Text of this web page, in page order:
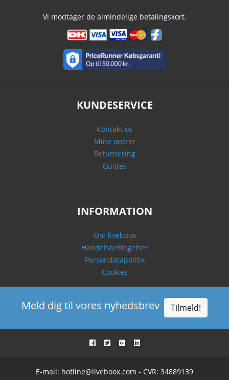
Vi modtager de almindelige betalingskort.
KUNDESERVICE
Kontakt os
Mine ordrer
Returnering
Guides
INFORMATION
Om liveboox
Handelsbetingelser
Persondatapolitik
Cookies
Meld dig til vores nyhedsbrev Tilmeld!
E-mail: hotline@liveboox.com - CVR: 34889139